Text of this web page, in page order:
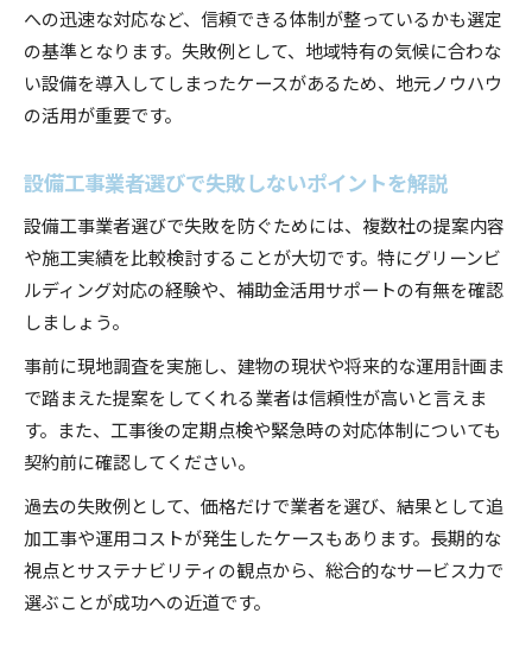
への迅速な対応など、信頼できる体制が整っているかも選定
の基準となります。失敗例として、地域特有の気候に合わな
い設備を導入してしまったケースがあるため、地元ノウハウ
の活用が重要です。
設備工事業者選びで失敗しないポイントを解説
設備工事業者選びで失敗を防ぐためには、複数社の提案内容
や施工実績を比較検討することが大切です。特にグリーンビ
ルディング対応の経験や、補助金活用サポートの有無を確認
しましょう。
事前に現地調査を実施し、建物の現状や将来的な運用計画ま
で踏まえた提案をしてくれる業者は信頼性が高いと言えま
す。また、工事後の定期点検や緊急時の対応体制についても
契約前に確認してください。
過去の失敗例として、価格だけで業者を選び、結果として追
加工事や運用コストが発生したケースもあります。長期的な
視点とサステナビリティの観点から、総合的なサービス力で
選ぶことが成功への近道です。